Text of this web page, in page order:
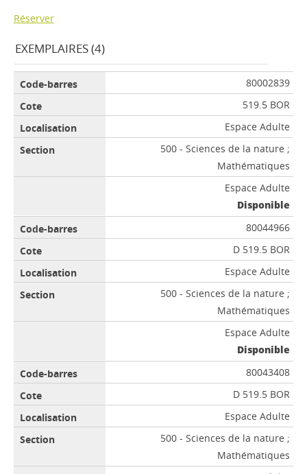
Réserver
EXEMPLAIRES (4)
80002839
519.5 BOR
Espace Adulte
500 - Sciences de la nature ;
Mathématiques
Espace Adulte
Disponible
80044966
D 519.5 BOR
Espace Adulte
500 - Sciences de la nature ;
Mathématiques
Espace Adulte
Disponible
80043408
D 519.5 BOR
Espace Adulte
500 - Sciences de la nature ;
Mathématiques